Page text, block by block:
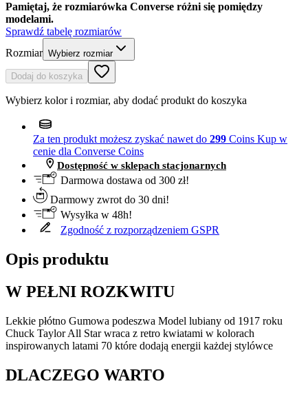
Pamiętaj, że rozmiarówka Converse różni się pomiędzy
modelami.
Sprawdź tabelę rozmiarów
Rozmiar Wybierz rozmiar
Dodaj do koszyka
Wybierz kolor i rozmiar, aby dodać produkt do koszyka
Za ten produkt możesz zyskać nawet do 299 Coins Kup w
cenie dla Converse Coins
Dostępność w sklepach stacjonarnych
Darmowa dostawa od 300 zł!
Darmowy zwrot do 30 dni!
Wysyłka w 48h!
Zgodność z rozporządzeniem GSPR
Opis produktu
W PEŁNI ROZKWITU
Lekkie płótno Gumowa podeszwa Model lubiany od 1917 roku
Chuck Taylor All Star wraca z retro kwiatami w kolorach
inspirowanych latami 70 które dodają energii każdej stylówce
DLACZEGO WARTO